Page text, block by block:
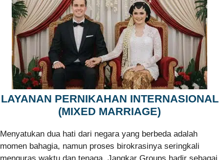
LAYANAN PERNIKAHAN INTERNASIONAL
(MIXED MARRIAGE)
Menyatukan dua hati dari negara yang berbeda adalah
momen bahagia, namun proses birokrasinya seringkali